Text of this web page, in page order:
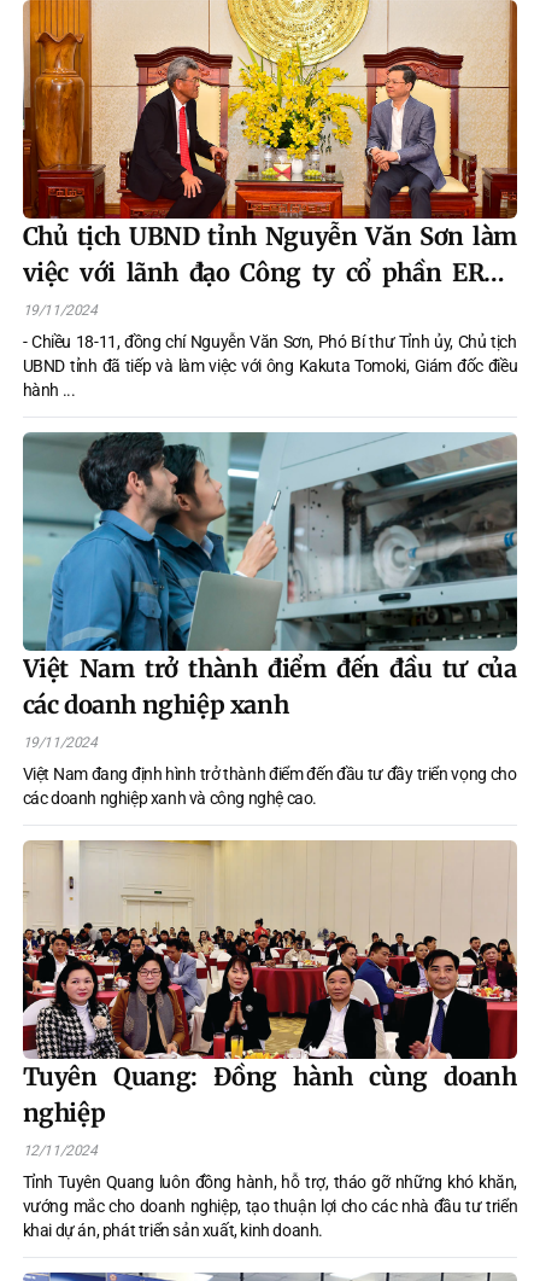
Chủ tịch UBND tỉnh Nguyễn Văn Sơn làm
việc với lãnh đạo Công ty cổ phần EREX
(Nhật Bản)
19/11/2024
- Chiều 18-11, đồng chí Nguyễn Văn Sơn, Phó Bí thư Tỉnh ủy, Chủ tịch
UBND tỉnh đã tiếp và làm việc với ông Kakuta Tomoki, Giám đốc điều
hành ...
Việt Nam trở thành điểm đến đầu tư của
các doanh nghiệp xanh
19/11/2024
Việt Nam đang định hình trở thành điểm đến đầu tư đầy triển vọng cho
các doanh nghiệp xanh và công nghệ cao.
Tuyên Quang: Đồng hành cùng doanh
nghiệp
12/11/2024
Tỉnh Tuyên Quang luôn đồng hành, hỗ trợ, tháo gỡ những khó khăn,
vướng mắc cho doanh nghiệp, tạo thuận lợi cho các nhà đầu tư triển
khai dự án, phát triển sản xuất, kinh doanh.